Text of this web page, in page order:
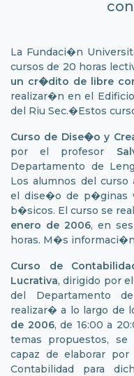
La Fundaci�n
cursos de 20 horas
un cr�dito de libre
realizar�n en el
del Riu Sec.�Estos
Curso de Dise�o y
por el profesor
Departamento de
Los alumnos del
el dise�o de p�ginas
b�sicos. El curso se
enero de 2006, en
horas. M�s informaci�n
Curso de
Lucrativa, dirigido por
del Departamento
realizar� a lo largo de
de 2006, de 16:00 a
temas propuestos,
capaz de elaborar
Contabilidad para